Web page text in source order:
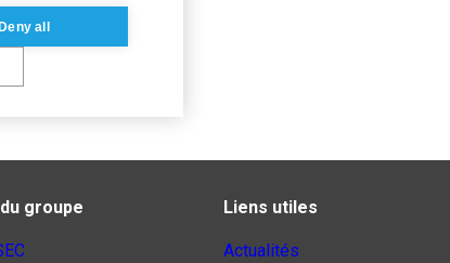
groupe Liens utiles
Actualités
all